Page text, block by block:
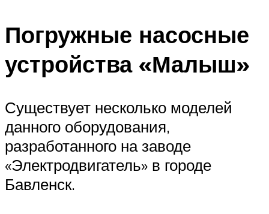
Погружные насосные
устройства «Малыш»
Существует несколько моделей
данного оборудования,
разработанного на заводе
«Электродвигатель» в городе
Бавленск.